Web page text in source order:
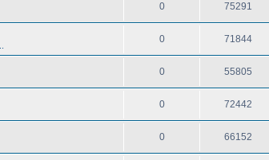
0 75291
0 71844
0 55805
0 72442
0 66152